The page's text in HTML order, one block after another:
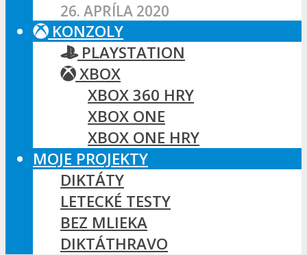
26. APRÍLA 2020
KONZOLY
PLAYSTATION
XBOX
XBOX 360 HRY
XBOX ONE
XBOX ONE HRY
MOJE PROJEKTY
DIKTÁTY
LETECKÉ TESTY
BEZ MLIEKA
DIKTÁTHRAVO